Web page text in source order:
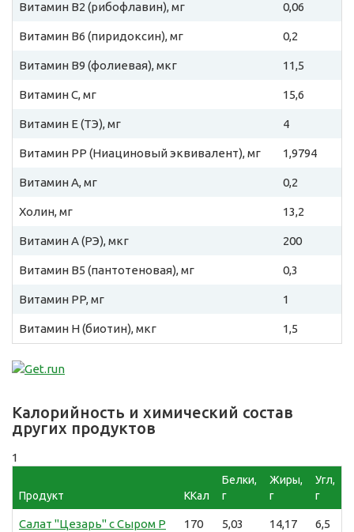
Витамин B2 (рибофлавин), мг 0,06
Витамин B6 (пиридоксин), мг 0,2
Витамин B9 (фолиевая), мкг 11,5
Витамин C, мг 15,6
Витамин E (ТЭ), мг 4
Витамин PP (Ниациновый эквивалент), мг 1,9794
Витамин A, мг 0,2
Холин, мг 13,2
Витамин A (РЭ), мкг 200
Витамин B5 (пантотеновая), мг 0,3
Витамин PP, мг 1
Витамин H (биотин), мкг 1,5
Калорийность и химический состав
других продуктов
1
Продукт ККал
Белки,
г
Жиры,
г
Угл,
г
Салат "Цезарь" с Сыром Р
170 5,03 14,17
6,5